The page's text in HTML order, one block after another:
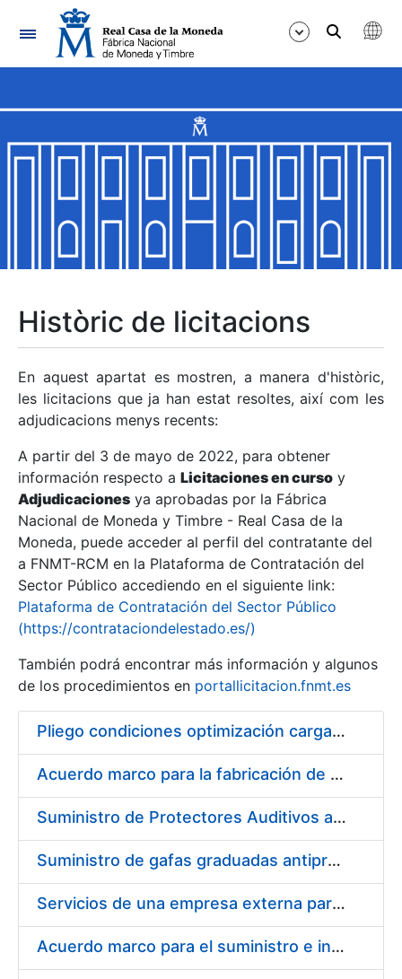
Navegació
Mostra/Amaga
Mostra/Amaga
Mostra/Amaga
Mostra/Amaga
Mostra/Amaga
Mostra/Amaga
Històric de licitacions
En aquest apartat es mostren, a manera d'històric,
les licitacions que ja han estat resoltes, així com les
adjudicacions menys recents:
A partir del 3 de mayo de 2022, para obtener
información respecto a Licitaciones en curso y
Adjudicaciones ya aprobadas por la Fábrica
Nacional de Moneda y Timbre - Real Casa de la
Moneda, puede acceder al perfil del contratante del
a FNMT-RCM en la Plataforma de Contratación del
Sector Público accediendo en el siguiente link:
Plataforma de Contratación del Sector Público
(https://contrataciondelestado.es/)
También podrá encontrar más información y algunos
de los procedimientos en portallicitacion.fnmt.es
Pliego condiciones optimización cargas compras firmado
Acuerdo marco para la fabricación de piezas
Suministro de Protectores Auditivos a medida para las personas trabajadoras de los Centros de Trabajo de Madrid y Burgos
Suministro de gafas graduadas antiproyecciones para los trabajadores de la FNMT-RCM en los centros de trabajo de Madrid y Burgos
Servicios de una empresa externa para el asesoramiento y resolución de los recursos de alzada que se presentan relacionados con procesos de selección para la FNMT-RCM
Acuerdo marco para el suministro e instalación de persianas, estores y otros complementos